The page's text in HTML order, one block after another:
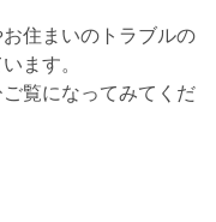
住まいのトラブルの
ます。
覧になってみてくだ